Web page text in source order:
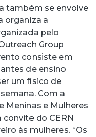
também se envolve
organiza a
pelo
Group
consiste em
de ensino
um físico de
Com a
Meninas e Mulheres
convite do CERN
às mulheres. “Os